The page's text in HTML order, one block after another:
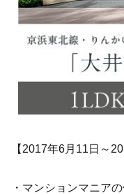
【2017年6月11日～
・マンションマニア